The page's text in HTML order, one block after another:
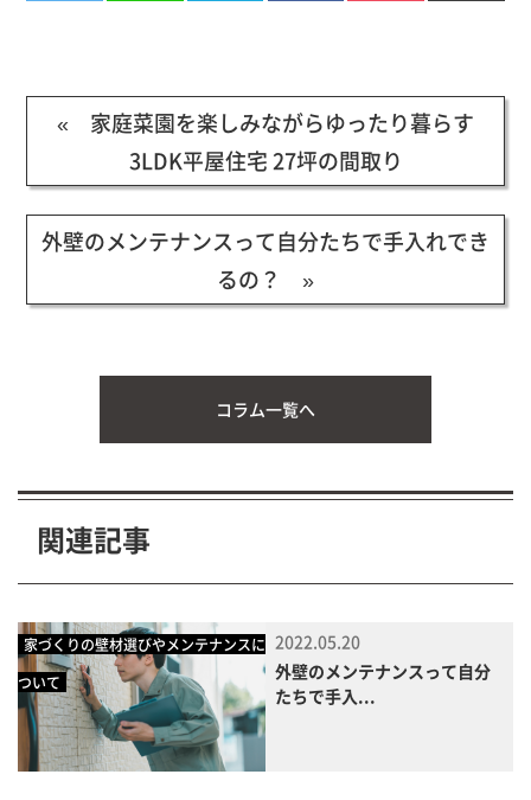
« 家庭菜園を楽しみながらゆったり暮らす
3LDK平屋住宅 27坪の間取り
外壁のメンテナンスって自分たちで手入れでき
るの？ »
コラム一覧へ
関連記事
家づくりの壁材選びやメンテナンスに
ついて
2022.05.20
外壁のメンテナンスって自分
たちで手入...